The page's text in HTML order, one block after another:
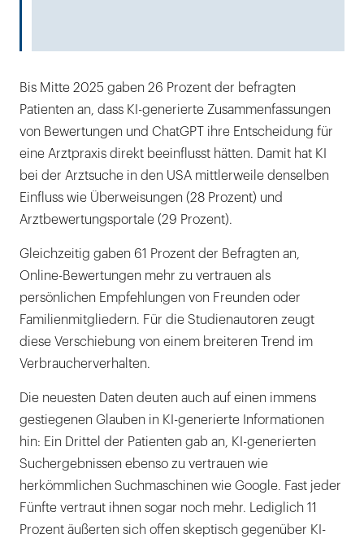
Bis Mitte 2025 gaben 26 Prozent der befragten
Patienten an, dass KI-generierte Zusammenfassungen
von Bewertungen und ChatGPT ihre Entscheidung für
eine Arztpraxis direkt beeinflusst hätten. Damit hat KI
bei der Arztsuche in den USA mittlerweile denselben
Einfluss wie Überweisungen (28 Prozent) und
Arztbewertungsportale (29 Prozent).
Gleichzeitig gaben 61 Prozent der Befragten an,
Online-Bewertungen mehr zu vertrauen als
persönlichen Empfehlungen von Freunden oder
Familienmitgliedern. Für die Studienautoren zeugt
diese Verschiebung von einem breiteren Trend im
Verbraucherverhalten.­
Die neuesten Daten deuten auch auf ­einen immens
gestiegenen Glauben in KI-generierte Informationen
hin: Ein Drittel der Patienten gab an, KI-generierten
Suchergebnissen ebenso zu vertrauen wie
herkömmlichen Suchmaschinen wie Google. Fast jeder
Fünfte­ vertraut ihnen sogar noch mehr. Lediglich 11
Prozent äußerten sich ­offen skeptisch gegenüber KI-